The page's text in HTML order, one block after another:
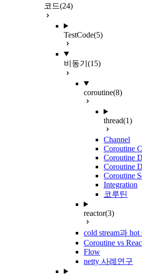
코드(24)
TestCode(5)
비동기 (15)
coroutine(8)
thread(1)
Channel
Coroutine
Coroutine
Coroutine
Coroutine
Integration
코루틴
reactor(3)
cold stream과 hot
Coroutine vs
Flow
netty 사례연구